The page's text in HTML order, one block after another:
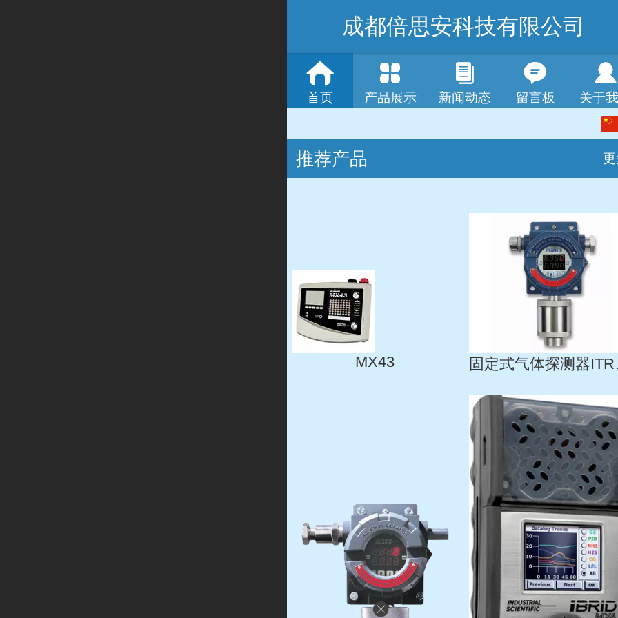
成都倍思安科技有限公司
首页 产品展示 新闻动态 留言板 关于
推荐产品
MX43 固